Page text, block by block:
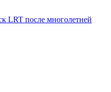
LRT после многолетней